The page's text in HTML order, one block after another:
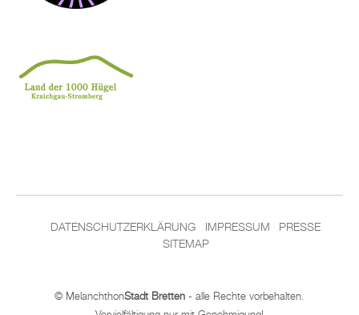
DATENSCHUTZERKLÄRUNG IMPRESSUM
PRESSE
SITEMAP
© MelanchthonStadt Bretten - alle Rechte vorbehalten.